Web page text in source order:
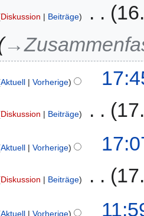
Diskussion Beiträge
Aktuell Vorherige
Diskussion Beiträge
Aktuell Vorherige
Diskussion Beiträge
Aktuell Vorherige